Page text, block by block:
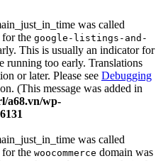
was called
for the google-listings-and-
This is usually an indicator for
running too early. Translations
or later. Please see Debugging
(This message was added in
a68.vn/wp-
6131
was called
for the woocommerce domain was